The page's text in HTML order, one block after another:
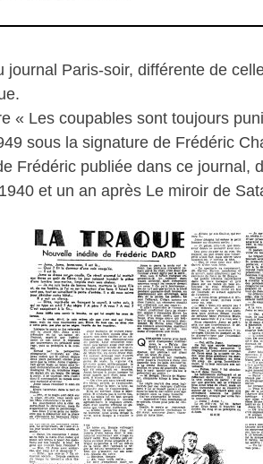
journal Paris-soir, différente de
« Les coupables sont toujours
sous la signature de Frédéric
Frédéric publiée dans ce
et un an après Le miroir de